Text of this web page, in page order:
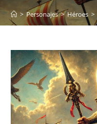
> Personajes > Héroes >